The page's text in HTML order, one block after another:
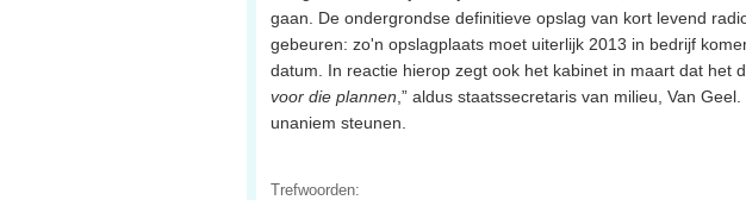
gaan. De ondergrondse definitieve opslag van kort levend
gebeuren: zo'n opslagplaats moet uiterlijk 2013 in bedrijf
datum. In reactie hierop zegt ook het kabinet in maart dat het
voor die plannen ,” aldus staatssecretaris van milieu, Van
unaniem steunen.
Trefwoorden: